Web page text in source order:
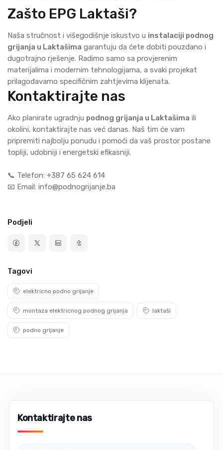
Zašto EPG Laktaši?
Naša stručnost i višegodišnje iskustvo u instalaciji podnog
grijanja u Laktašima garantuju da ćete dobiti pouzdano i
dugotrajno rješenje. Radimo samo sa provjerenim
materijalima i modernim tehnologijama, a svaki projekat
prilagođavamo specifičnim zahtjevima klijenata.
Kontaktirajte nas
Ako planirate ugradnju podnog grijanja u Laktašima ili
okolini, kontaktirajte nas već danas. Naš tim će vam
pripremiti najbolju ponudu i pomoći da vaš prostor postane
topliji, udobniji i energetski efikasniji.
📞 Telefon: +387 65 624 614
📧 Email: info@podnogrijanje.ba
Podjeli
Tagovi
elektricno podno grijanje
montaza elektricnog podnog grijanja laktaši
podno grijanje
Kontaktirajte nas